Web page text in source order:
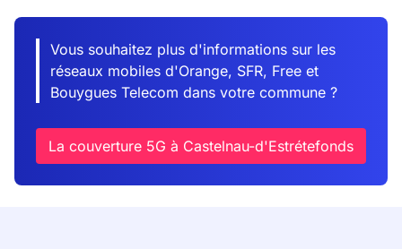
Vous souhaitez plus d'informations sur les
réseaux mobiles d'Orange, SFR, Free et
Bouygues Telecom dans votre commune ?
La couverture 5G à Castelnau-d'Estrétefonds